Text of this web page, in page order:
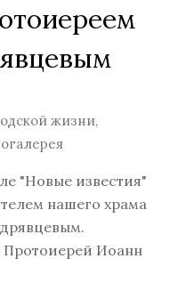
жизни,
"Новые известия"
нашего храма
Протоиерей Иоанн